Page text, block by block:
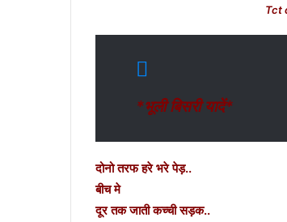
Tct
*भूली बिसरी यादें*
दोनो तरफ हरे भरे पेड़..
बीच मे
दूर तक जाती कच्ची सड़क..